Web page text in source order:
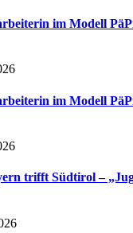
im Modell
im Modell
trifft Südtirol –